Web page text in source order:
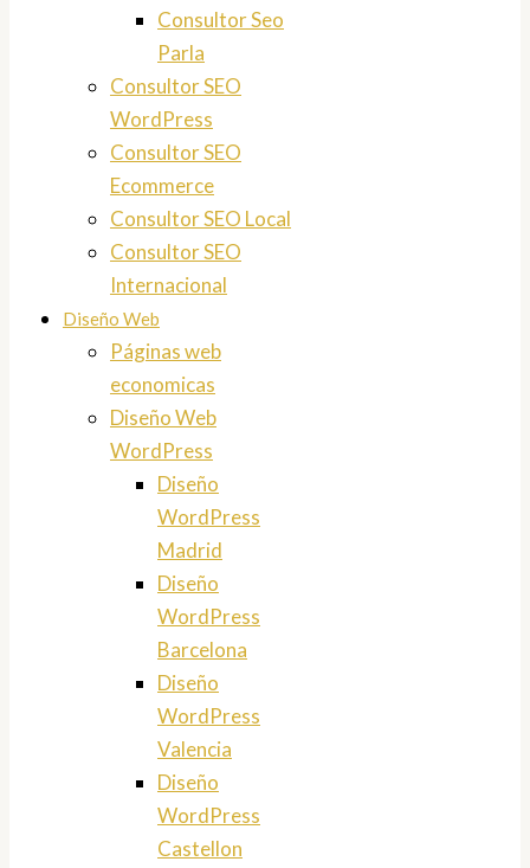
Consultor Seo
Parla
Consultor SEO
WordPress
Consultor SEO
Ecommerce
Consultor SEO Local
Consultor SEO
Internacional
Diseño Web
Páginas web
economicas
Diseño Web
WordPress
Diseño
WordPress
Madrid
Diseño
WordPress
Barcelona
Diseño
WordPress
Valencia
Diseño
WordPress
Castellon